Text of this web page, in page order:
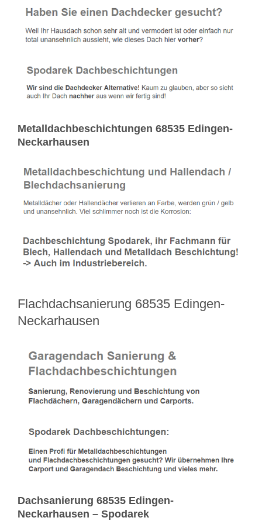
Metalldachbeschichtungen 68535 Edingen-
Neckarhausen
Flachdachsanierung 68535 Edingen-
Neckarhausen
Dachsanierung 68535 Edingen-
Neckarhausen – Spodarek